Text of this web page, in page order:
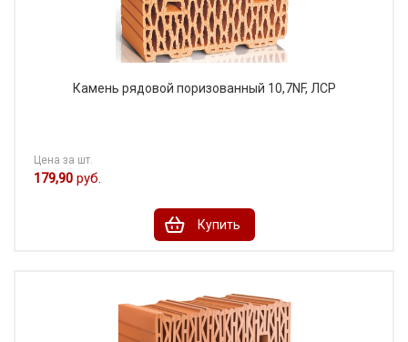
Камень рядовой поризованный 10,7NF, ЛСР
Цена за шт.
179,90 руб.
Купить